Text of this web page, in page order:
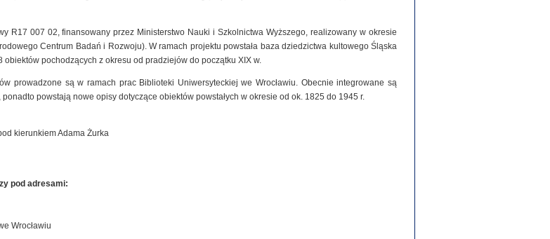
R17 007 02, finansowany przez Ministerstwo Nauki i Szkolnictwa Wyższego, realizowany w okresie
Centrum Badań i Rozwoju). W ramach projektu powstała baza dziedzictwa kultowego Śląska
pochodzących z okresu od pradziejów do początku XIX w.
prowadzone są w ramach prac Biblioteki Uniwersyteckiej we Wrocławiu. Obecnie integrowane są
powstają nowe opisy dotyczące obiektów powstałych w okresie od ok. 1825 do 1945 r.
kierunkiem Adama Żurka
pod adresami:
Wrocławiu